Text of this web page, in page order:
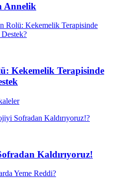
Annelik
Kekemelik Terapisinde
Kaldırıyoruz!